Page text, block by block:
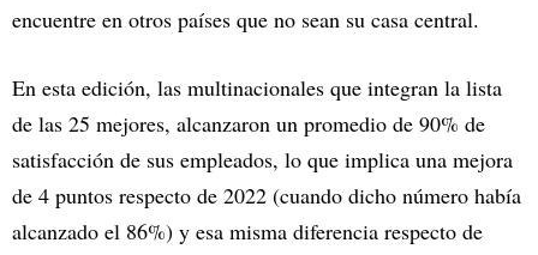
encuentre en otros países que no sean su casa central.
En esta edición, las multinacionales que integran la lista
de las 25 mejores, alcanzaron un promedio de 90% de
satisfacción de sus empleados, lo que implica una mejora
de 4 puntos respecto de 2022 (cuando dicho número había
alcanzado el 86%) y esa misma diferencia respecto de